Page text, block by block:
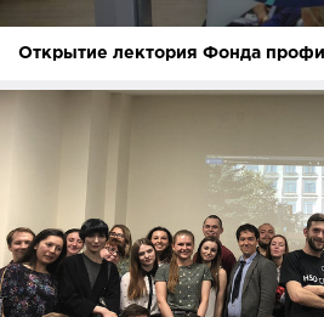
Открытие лектория Фонда